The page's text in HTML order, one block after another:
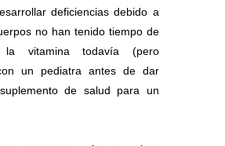
deficiencias debido a
no han tenido tiempo de
la vitamina todavía (pero
un pediatra antes de dar
de salud para un